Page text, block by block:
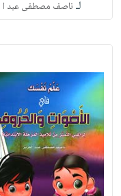
لـ ناصف مصطفى عبد ا